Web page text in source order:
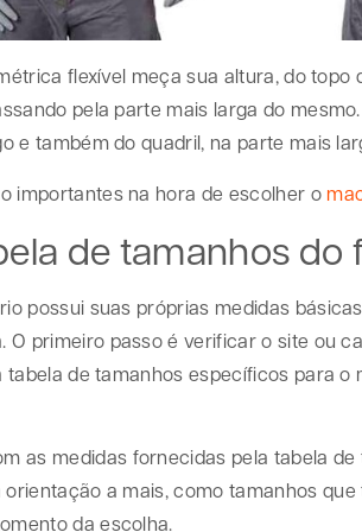
flexível meça sua altura, do topo
pela parte mais larga do
e também do quadril, na parte mais
importantes na hora de escolher o
de tamanhos do
possui suas próprias medidas
O primeiro passo é verificar o site ou
de tamanhos específicos para o
as medidas fornecidas pela tabela
a mais, como tamanhos
da escolha.